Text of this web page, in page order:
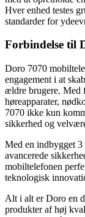
Hver enhed testes
standarder for
Forbindelse til
Doro 7070
engagement i at
ældre brugere. Med
høreapparater,
7070 ikke kun
sikkerhed og
Med en indbygget
avancerede
mobiltelefonen
teknologisk
Alt i alt er Doro en
produkter af høj